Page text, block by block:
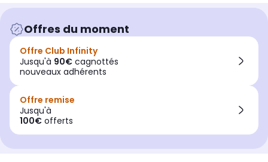
Offres du moment
Offre Club Infinity
Jusqu'à 90€ cagnottés
nouveaux adhérents
Offre remise
Jusqu'à
100€ offerts